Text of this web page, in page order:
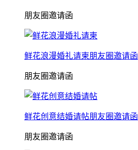
朋友圈邀请函
鲜花浪漫婚礼请柬朋友圈邀请函
朋友圈邀请函
鲜花创意结婚请帖朋友圈邀请函
朋友圈邀请函